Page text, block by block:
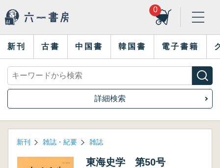
0
新刊 古書 中国書 韓国書 電子書籍
詳細検索
新刊 雑誌・紀要 雑誌
東海史学 第50号